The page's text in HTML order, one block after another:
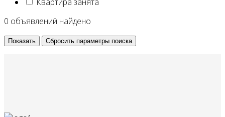
0 объявлений найдено